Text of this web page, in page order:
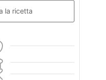
la ricetta